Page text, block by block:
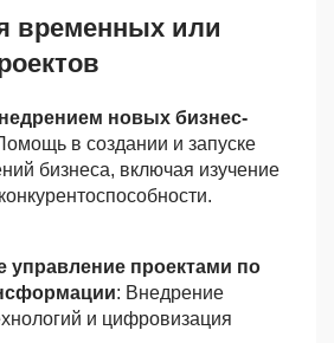
временных или
новых бизнес-
в создании и запуске
бизнеса, включая изучение
управление проектами по
: Внедрение
и цифровизация